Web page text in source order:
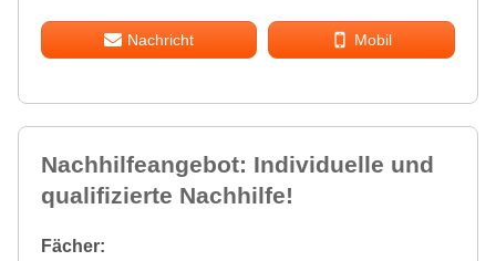
Nachricht Mobil
Nachhilfeangebot: Individuelle und
qualifizierte Nachhilfe!
Fächer: